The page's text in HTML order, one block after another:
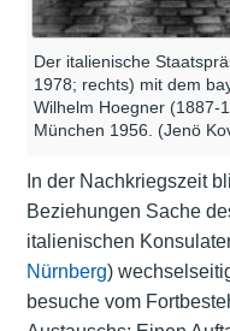
Der italienische
1978; rechts) mit dem
Wilhelm Hoegner (1887-
München 1956. (Jenö
In der Nachkriegszeit
Beziehungen Sache
italienischen
Nürnberg)
besuche vom